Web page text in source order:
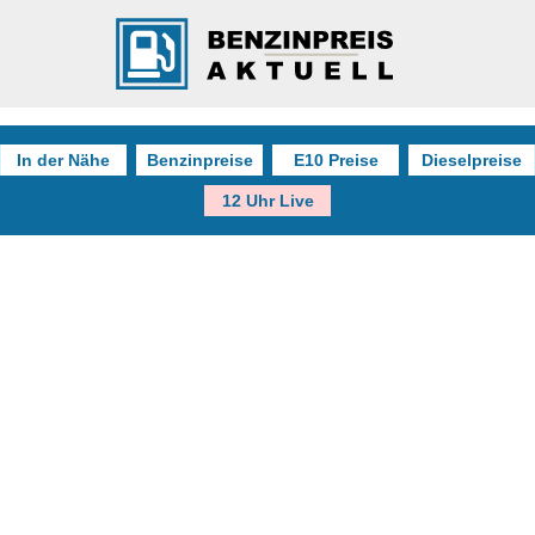
In der Nähe Benzinpreise E10 Preise Dieselpreise
12 Uhr Live